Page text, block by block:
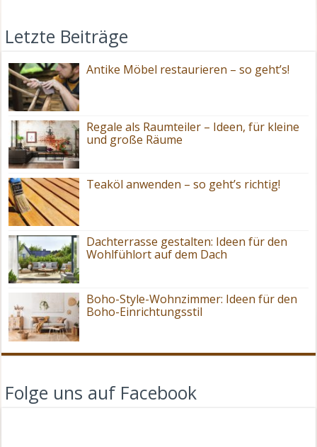
Letzte Beiträge
Antike Möbel restaurieren – so geht’s!
Regale als Raumteiler – Ideen, für kleine
und große Räume
Teaköl anwenden – so geht’s richtig!
Dachterrasse gestalten: Ideen für den
Wohlfühlort auf dem Dach
Boho-Style-Wohnzimmer: Ideen für den
Boho-Einrichtungsstil
Folge uns auf Facebook